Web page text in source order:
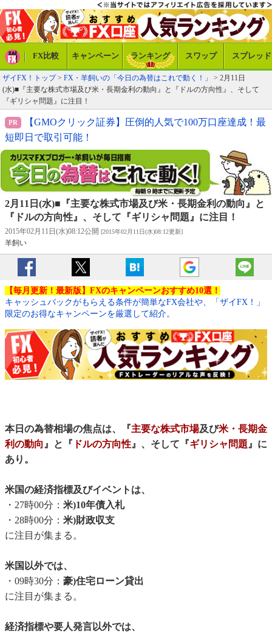
FX比較 キャンペーン ランキング スワップ スプレッド
ザイFX！トップ> FX・羊飼いの「今日の為替はこれで動く！」
> 2月11日
(水)■『主要な株式市場及び米・長期金利の動向』と『ドルの方向性』、そして
『ギリシャ問題』に注目！
【GMOクリック証券】圧倒的人気で100万口座達成！最
短即日で取引可能！
2月11日(水)■『主要な株式市場及び米・長期金利の動向』と
『ドルの方向性』、そして『ギリシャ問題』に注目！
2015年02月11日(水)08:12公開 [2015年02月11日(水)08:12更新]
羊飼い
【毎月更新！最新版】FXのキャンペーンおすすめ10選！
キャッシュバックがもらえる条件が簡単なFX会社や、「ザイFX！」
限定のお得なキャンペーンを厳選して紹介。
本日の為替相場の焦点は、『主要な株式市場及び米・長期金
利の動向』と『 ドルの方向性』、そして『ギリシャ問題』に
あり。
米国の経済指標及びイベントは、
・27時00分： 米)10年債入札
・28時00分： 米)財政収支
に注目が集まる。
米国以外では、
・09時30分： 豪)住宅ローン貸出
に注目が集まる。
経済指標や要人発言以外では、